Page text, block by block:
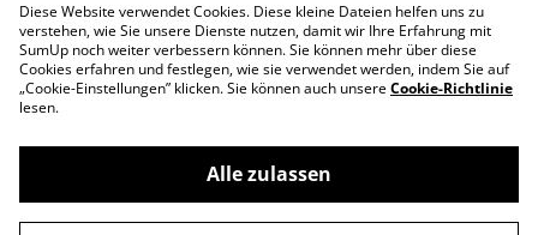
Legal Terms
Privacy Policy
Cookie Policy
©2026Padel-Tennisshop
Diese Website verwendet Cookies. Diese kleine Dateien helfen uns zu
verstehen, wie Sie unsere Dienste nutzen, damit wir Ihre Erfahrung mit
SumUp noch weiter verbessern können. Sie können mehr über diese
Cookies erfahren und festlegen, wie sie verwendet werden, indem Sie auf
„Cookie-Einstellungen” klicken. Sie können auch unsereCookie-Richtlinie
lesen.
Alle zulassen